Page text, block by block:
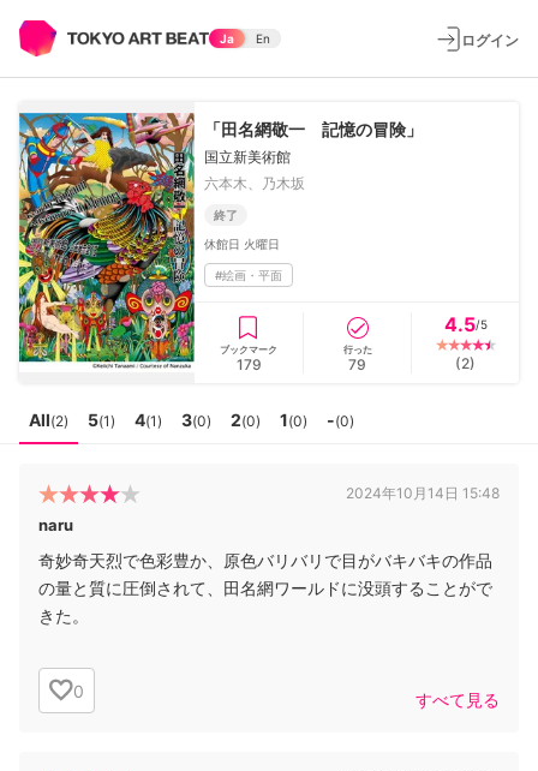
Ja En ログイン
「田名網敬一 記憶の冒険」
国立新美術館
六本木、乃木坂
終了
休館日 火曜日
#絵画・平面
ブックマーク
179
行った
79
4.5/5
(2)
All(2) 5(1) 4(1) 3(0) 2(0) 1(0) -(0)
2024年10月14日 15:48
naru
奇妙奇天烈で色彩豊か、原色バリバリで目がバキバキの作品
の量と質に圧倒されて、田名網ワールドに没頭することがで
きた。
0 すべて見る